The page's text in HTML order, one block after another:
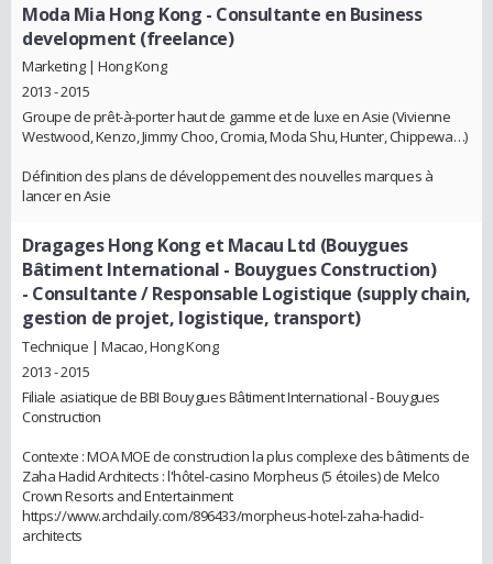
Moda Mia Hong Kong - Consultante en Business
development (freelance)
Marketing | Hong Kong
2013 - 2015
Groupe de prêt-à-porter haut de gamme et de luxe en Asie (Vivienne
Westwood, Kenzo, Jimmy Choo, Cromia, Moda Shu, Hunter, Chippewa…)
Définition des plans de développement des nouvelles marques à
lancer en Asie
Dragages Hong Kong et Macau Ltd (Bouygues
Bâtiment International - Bouygues Construction)
- Consultante / Responsable Logistique (supply chain,
gestion de projet, logistique, transport)
Technique | Macao, Hong Kong
2013 - 2015
Filiale asiatique de BBI Bouygues Bâtiment International - Bouygues
Construction
Contexte : MOA MOE de construction la plus complexe des bâtiments de
Zaha Hadid Architects : l'hôtel-casino Morpheus (5 étoiles) de Melco
Crown Resorts and Entertainment
https://www.archdaily.com/896433/morpheus-hotel-zaha-hadid-
architects